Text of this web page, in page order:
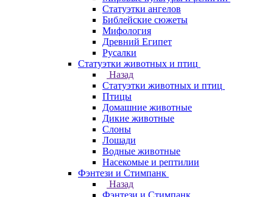
Статуэтки ангелов
Библейские сюжеты
Мифология
Древний Египет
Русалки
Статуэтки животных и птиц
Назад
Статуэтки животных и птиц
Птицы
Домашние животные
Дикие животные
Слоны
Лошади
Водные животные
Насекомые и рептилии
Фэнтези и Стимпанк
Назад
Фэнтези и Стимпанк